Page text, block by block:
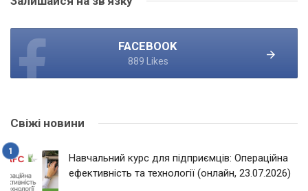
FACEBOOK
889 Likes
Свіжі новини
Навчальний курс для підприємців: Операційна
ефективність та технології (онлайн, 23.07.2026)